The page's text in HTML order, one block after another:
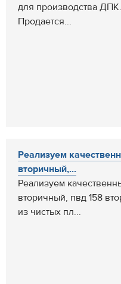
для производства
Продается...
Реализуем
вторичный,...
Реализуем
вторичный, пвд 158
из чистых пл...